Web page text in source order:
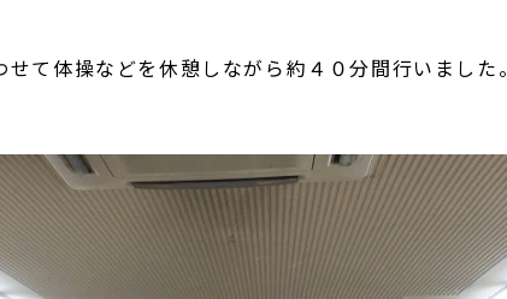
て体操などを休憩しながら約４０分間行いました。